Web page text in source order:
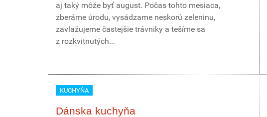
aj taký môže byť august. Počas tohto mesiaca,
zberáme úrodu, vysádzame neskorú zeleninu,
zavlažujeme častejšie trávniky a tešíme sa
z rozkvitnutých...
KUCHYŇA
Dánska kuchyňa